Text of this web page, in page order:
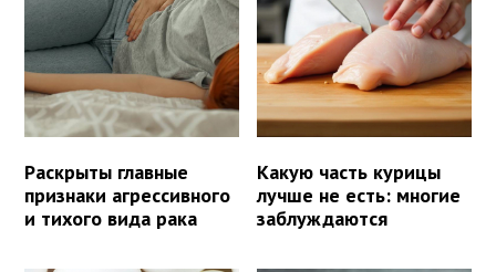
Раскрыты главные
признаки агрессивного
и тихого вида рака
Какую часть курицы
лучше не есть: многие
заблуждаются